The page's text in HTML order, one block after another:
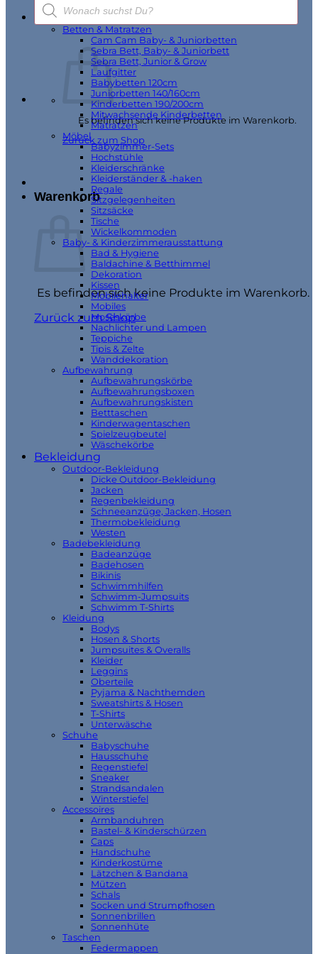
search
Es befinden sich keine Produkte im Warenkorb.
Zurück zum Shop
Warenkorb
Es befinden sich keine Produkte im Warenkorb.
Zurück zum Shop
Geschenkverpackung
Möbel & Wohnen
Betten & Matratzen
Cam Cam Baby- & Juniorbetten
Sebra Bett, Baby- & Juniorbett
Sebra Bett, Junior & Grow
Laufgitter
Babybetten 120cm
Juniorbetten 140/160cm
Kinderbetten 190/200cm
Mitwachsende Kinderbetten
Matratzen
Möbel
Babyzimmer-Sets
Hochstühle
Kleiderschränke
Kleiderständer & -haken
Regale
Sitzgelegenheiten
Sitzsäcke
Tische
Wickelkommoden
Baby- & Kinderzimmerausstattung
Bad & Hygiene
Baldachine & Betthimmel
Dekoration
Kissen
Mobilehalter
Mobiles
Moseskörbe
Nachlichter und Lampen
Teppiche
Tipis & Zelte
Wanddekoration
Aufbewahrung
Aufbewahrungskörbe
Aufbewahrungsboxen
Aufbewahrungskisten
Betttaschen
Kinderwagentaschen
Spielzeugbeutel
Wäschekörbe
Bekleidung
Outdoor-Bekleidung
Dicke Outdoor-Bekleidung
Jacken
Regenbekleidung
Schneeanzüge, Jacken, Hosen
Thermobekleidung
Westen
Badebekleidung
Badeanzüge
Badehosen
Bikinis
Schwimmhilfen
Schwimm-Jumpsuits
Schwimm T-Shirts
Kleidung
Bodys
Hosen & Shorts
Jumpsuites & Overalls
Kleider
Leggins
Oberteile
Pyjama & Nachthemden
Sweatshirts & Hosen
T-Shirts
Unterwäsche
Schuhe
Babyschuhe
Hausschuhe
Regenstiefel
Sneaker
Strandsandalen
Winterstiefel
Accessoires
Armbanduhren
Bastel- & Kinderschürzen
Caps
Handschuhe
Kinderkostüme
Lätzchen & Bandana
Mützen
Schals
Socken und Strumpfhosen
Sonnenbrillen
Sonnenhüte
Taschen
Federmappen